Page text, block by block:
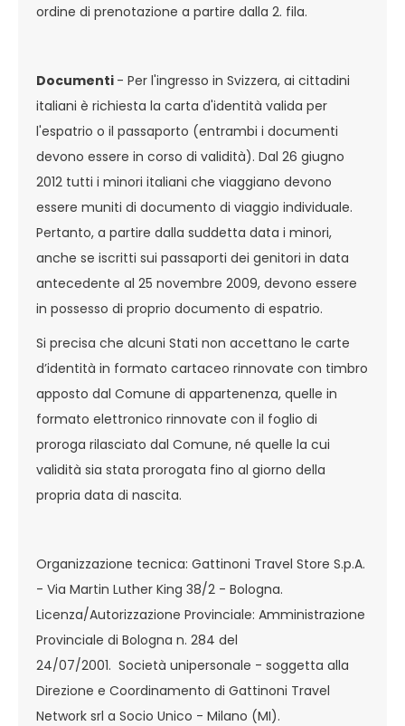
ordine di prenotazione a partire dalla 2. fila.
Documenti - Per l'ingresso in Svizzera, ai cittadini
italiani è richiesta la carta d'identità valida per
l'espatrio o il passaporto (entrambi i documenti
devono essere in corso di validità). Dal 26 giugno
2012 tutti i minori italiani che viaggiano devono
essere muniti di documento di viaggio individuale.
Pertanto, a partire dalla suddetta data i minori,
anche se iscritti sui passaporti dei genitori in data
antecedente al 25 novembre 2009, devono essere
in possesso di proprio documento di espatrio.
Si precisa che alcuni Stati non accettano le carte
d’identità in formato cartaceo rinnovate con timbro
apposto dal Comune di appartenenza, quelle in
formato elettronico rinnovate con il foglio di
proroga rilasciato dal Comune, né quelle la cui
validità sia stata prorogata fino al giorno della
propria data di nascita.
Organizzazione tecnica: Gattinoni Travel Store S.p.A.
- Via Martin Luther King 38/2 - Bologna.
Licenza/Autorizzazione Provinciale: Amministrazione
Provinciale di Bologna n. 284 del
24/07/2001. Società unipersonale - soggetta alla
Direzione e Coordinamento di Gattinoni Travel
Network srl a Socio Unico - Milano (MI).